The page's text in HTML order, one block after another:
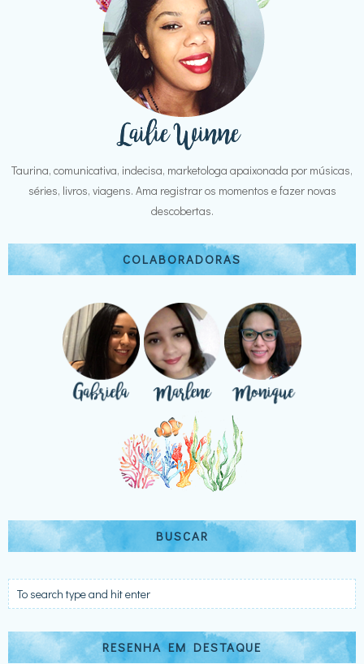
Taurina, comunicativa, indecisa, marketologa apaixonada por músicas,
séries, livros, viagens. Ama registrar os momentos e fazer novas
descobertas.
COLABORADORAS
BUSCAR
RESENHA EM DESTAQUE